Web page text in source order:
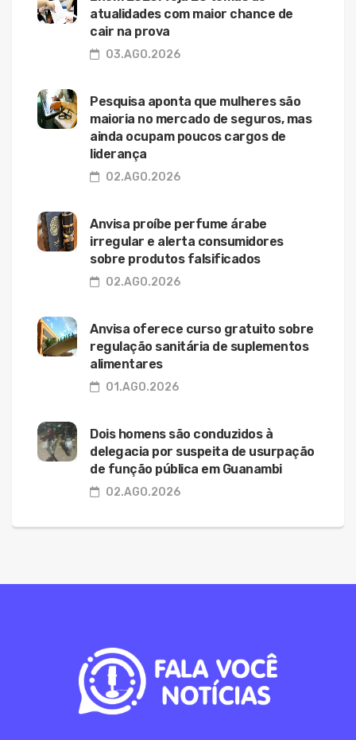
atualidades com maior chance de
cair na prova
03.AGO.2026
Pesquisa aponta que mulheres são
maioria no mercado de seguros, mas
ainda ocupam poucos cargos de
liderança
02.AGO.2026
Anvisa proíbe perfume árabe
irregular e alerta consumidores
sobre produtos falsificados
02.AGO.2026
Anvisa oferece curso gratuito sobre
regulação sanitária de suplementos
alimentares
01.AGO.2026
Dois homens são conduzidos à
delegacia por suspeita de usurpação
de função pública em Guanambi
02.AGO.2026